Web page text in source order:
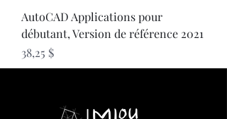
AutoCAD Applications pour
débutant, Version de référence 2021
Prix
38,25 $